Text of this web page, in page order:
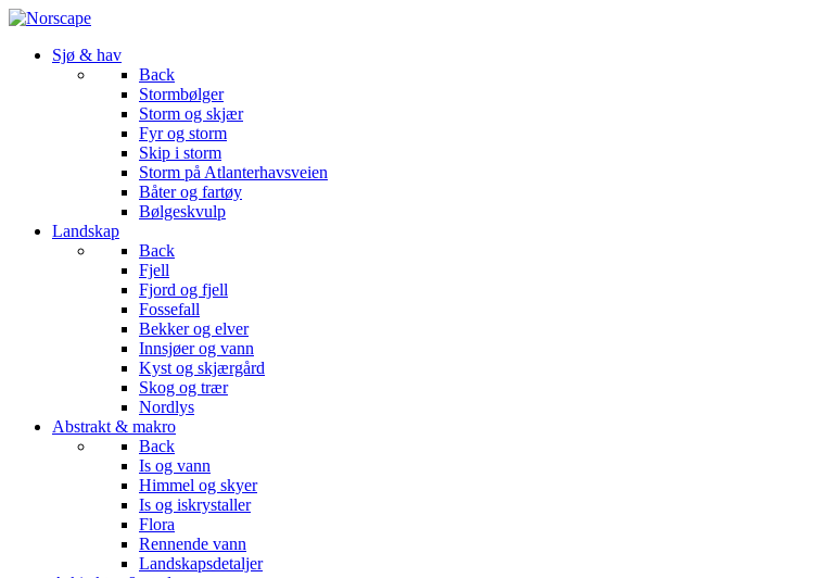
Sjø & hav
Back
Stormbølger
Storm og skjær
Fyr og storm
Skip i storm
Storm på Atlanterhavsveien
Båter og fartøy
Bølgeskvulp
Landskap
Back
Fjell
Fjord og fjell
Fossefall
Bekker og elver
Innsjøer og vann
Kyst og skjærgård
Skog og trær
Nordlys
Abstrakt & makro
Back
Is og vann
Himmel og skyer
Is og iskrystaller
Flora
Rennende vann
Landskapsdetaljer